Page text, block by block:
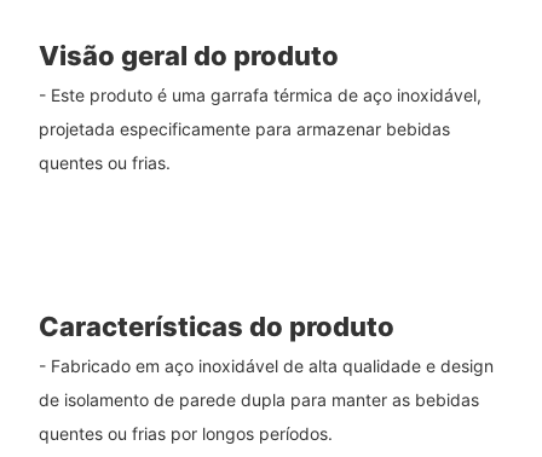
Visão geral do produto
- Este produto é uma garrafa térmica de aço inoxidável,
projetada especificamente para armazenar bebidas
quentes ou frias.
Características do produto
- Fabricado em aço inoxidável de alta qualidade e design
de isolamento de parede dupla para manter as bebidas
quentes ou frias por longos períodos.